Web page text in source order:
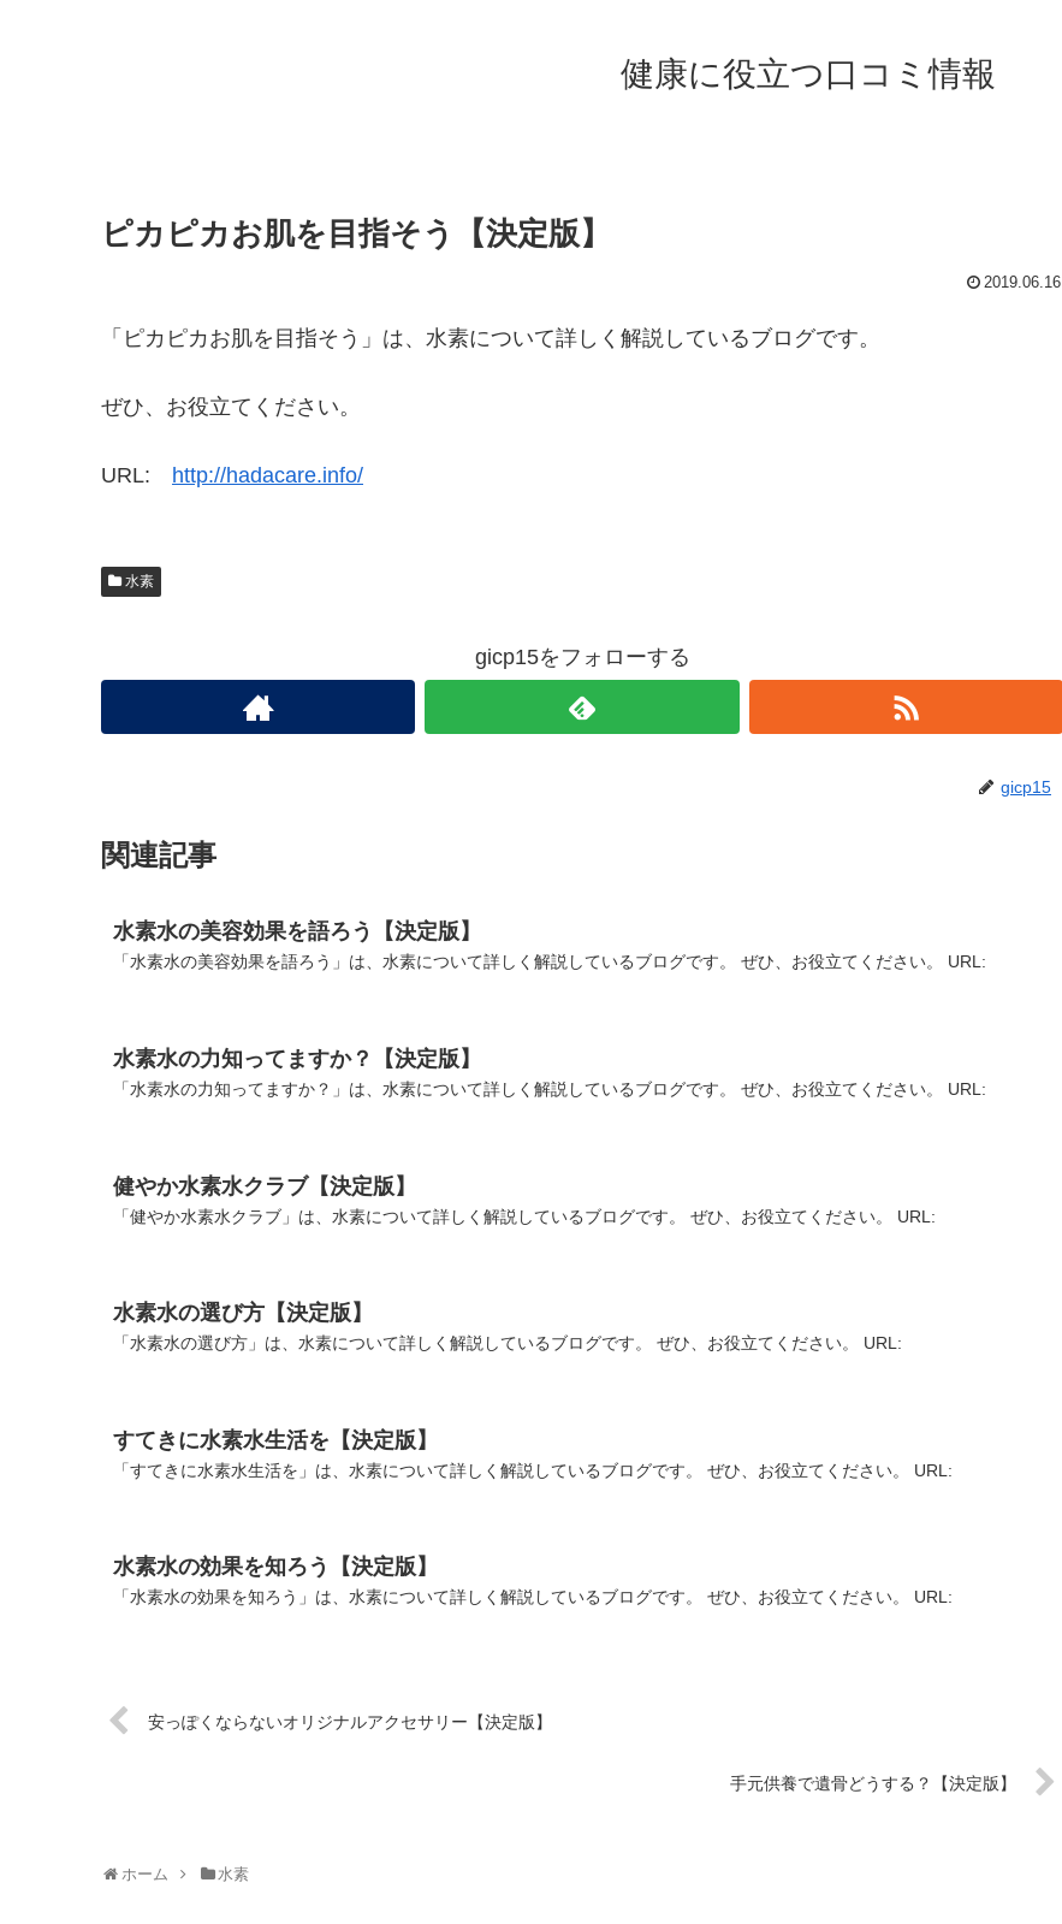
健康に役立つ口コミ情報
ピカピカお肌を目指そう【決定版】
2019.06.16
「ピカピカお肌を目指そう」は、水素について詳しく解説しているブログです。
ぜひ、お役立てください。
URL: http://hadacare.info/
水素
gicp15をフォローする
gicp15
関連記事
水素水の美容効果を語ろう【決定版】
「水素水の美容効果を語ろう」は、水素について詳しく解説しているブログです。 ぜひ、お役立てください。 URL:
水素水の力知ってますか？【決定版】
「水素水の力知ってますか？」は、水素について詳しく解説しているブログです。 ぜひ、お役立てください。 URL:
健やか水素水クラブ【決定版】
「健やか水素水クラブ」は、水素について詳しく解説しているブログです。 ぜひ、お役立てください。 URL:
水素水の選び方【決定版】
「水素水の選び方」は、水素について詳しく解説しているブログです。 ぜひ、お役立てください。 URL:
すてきに水素水生活を【決定版】
「すてきに水素水生活を」は、水素について詳しく解説しているブログです。 ぜひ、お役立てください。 URL:
水素水の効果を知ろう【決定版】
「水素水の効果を知ろう」は、水素について詳しく解説しているブログです。 ぜひ、お役立てください。 URL:
安っぽくならないオリジナルアクセサリー【決定版】
手元供養で遺骨どうする？【決定版】
ホーム 水素